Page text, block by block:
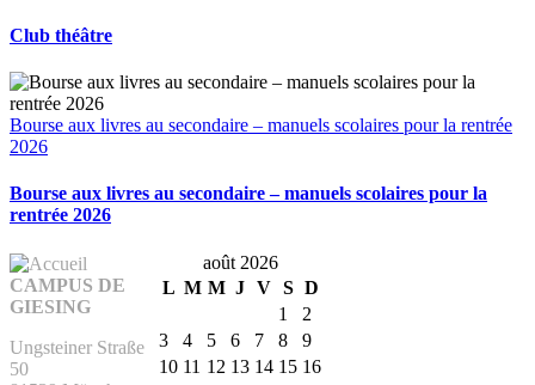
Club théâtre
Bourse aux livres au secondaire – manuels scolaires pour la rentrée
2026
Bourse aux livres au secondaire – manuels scolaires pour la
rentrée 2026
août 2026
L M M J V S D
1
2
3
4 5 6 7 8
9
10 11 12 13 14 15 16
CAMPUS DE
GIESING
Ungsteiner Straße
50